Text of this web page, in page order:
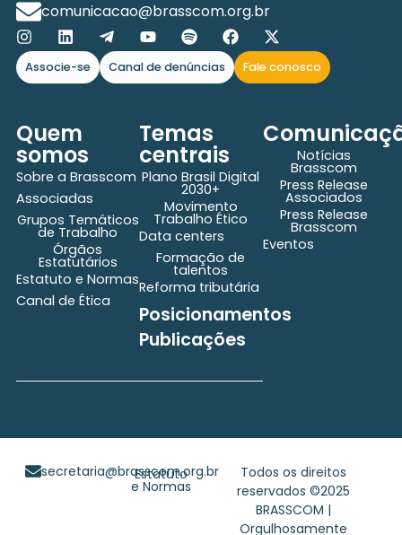
comunicacao@brasscom.org.br
Associe-se Canal de denúncias Fale conosco
Quem
somos
Sobre a Brasscom
Associadas
Grupos Temáticos
de Trabalho
Órgãos
Estatutários
Estatuto e Normas
Canal de Ética
Temas
centrais
Plano Brasil Digital
2030+
Movimento
Trabalho Ético
Data centers
Formação de
talentos
Reforma tributária
Posicionamentos
Publicações
Notícias
Brasscom
Press Release
Associados
Press Release
Brasscom
Eventos
Todos os direitos
reservados ©2025
BRASSCOM |
Orgulhosamente
secretaria@brasscom.org.br
Estatuto
e Normas